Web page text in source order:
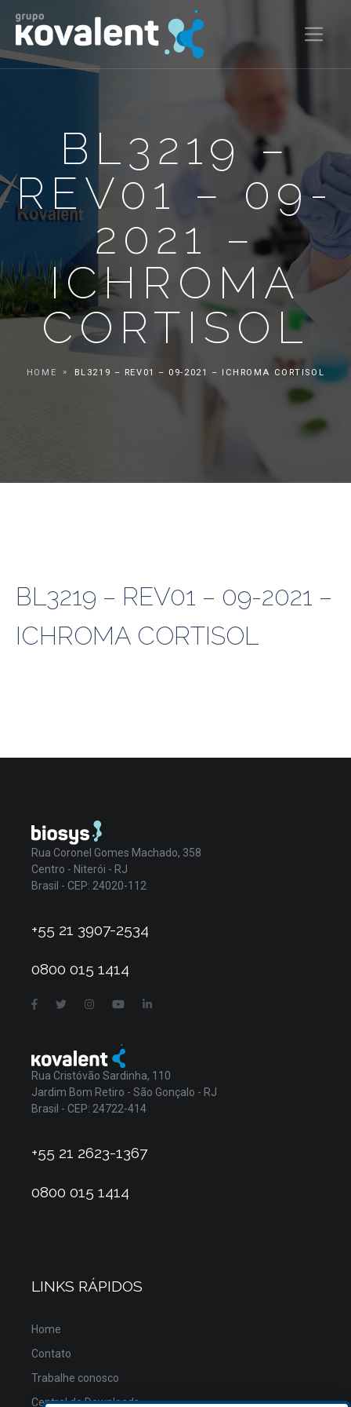
BL3219 –
REV01 – 09-
2021 –
ICHROMA
CORTISOL
HOME BL3219 – REV01 – 09-2021 – ICHROMA CORTISOL
BL3219 – REV01 – 09-2021 –
ICHROMA CORTISOL
Rua Coronel Gomes Machado, 358
Centro - Niterói - RJ
Brasil - CEP: 24020-112
+55 21 3907-2534
0800 015 1414
Rua Cristóvão Sardinha, 110
Jardim Bom Retiro - São Gonçalo - RJ
Brasil - CEP: 24722-414
+55 21 2623-1367
0800 015 1414
LINKS RÁPIDOS
Home
Contato
Trabalhe conosco
Central de Downloads